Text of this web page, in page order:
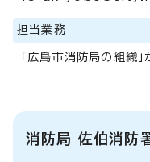
担当業務
「広島市消防局の組織
消防局 佐伯消防